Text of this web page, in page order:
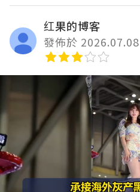
红果的博客
發佈於 2026.07.08